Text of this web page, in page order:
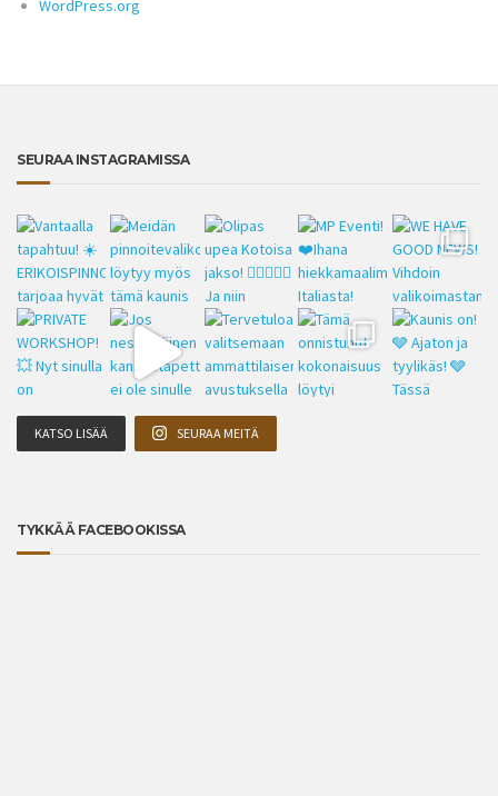
WordPress.org
SEURAA INSTAGRAMISSA
KATSO LISÄÄ SEURAA MEITÄ
TYKKÄÄ FACEBOOKISSA